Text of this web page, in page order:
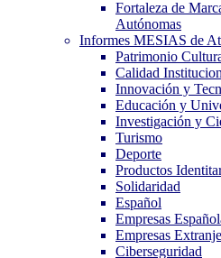
Fortaleza de
Autónomas
Informes MESIAS de
Patrimonio
Calidad
Innovación y
Educación y
Investigación y
Turismo
Deporte
Productos
Solidaridad
Español
Empresas
Empresas
Ciberseguridad